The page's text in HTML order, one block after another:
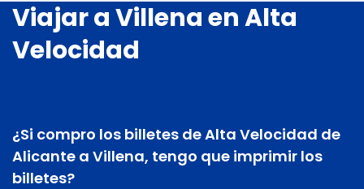
Viajar a Villena en Alta
Velocidad
¿Si compro los billetes de Alta Velocidad de
Alicante a Villena, tengo que imprimir los
billetes?